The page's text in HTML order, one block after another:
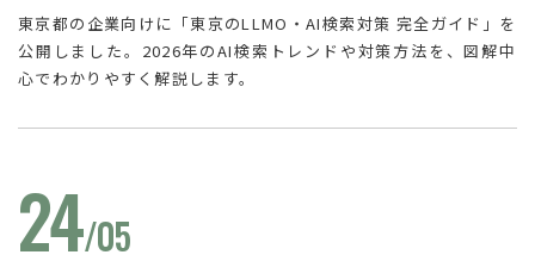
東京都の企業向けに「東京のLLMO・AI検索対策 完全ガイド」を
公開しました。2026年のAI検索トレンドや対策方法を、図解中
心でわかりやすく解説します。
24/05